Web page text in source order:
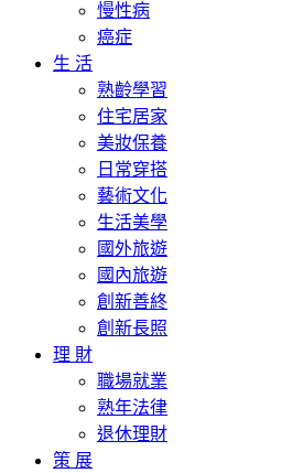
慢性病
癌症
生 活
熟齡學習
住宅居家
美妝保養
日常穿搭
藝術文化
生活美學
國外旅遊
國內旅遊
創新善終
創新長照
理 財
職場就業
熟年法律
退休理財
策 展